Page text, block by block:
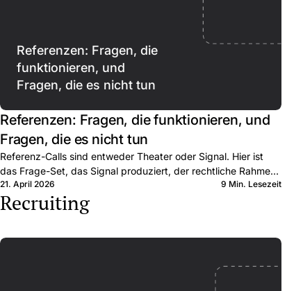
Referenzen: Fragen, die
funktionieren, und
Fragen, die es nicht tun
Referenzen: Fragen, die funktionieren, und
Fragen, die es nicht tun
Referenz-Calls sind entweder Theater oder Signal. Hier ist
das Frage-Set, das Signal produziert, der rechtliche Rahmen,
und wann Sie den Call ganz auslassen.
21. April 2026 9 Min. Lesezeit
Recruiting